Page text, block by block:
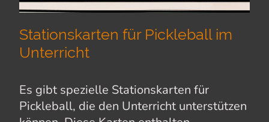
Stationskarten für Pickleball im
Unterricht
Es gibt spezielle Stationskarten für
Pickleball, die den Unterricht unterstützen